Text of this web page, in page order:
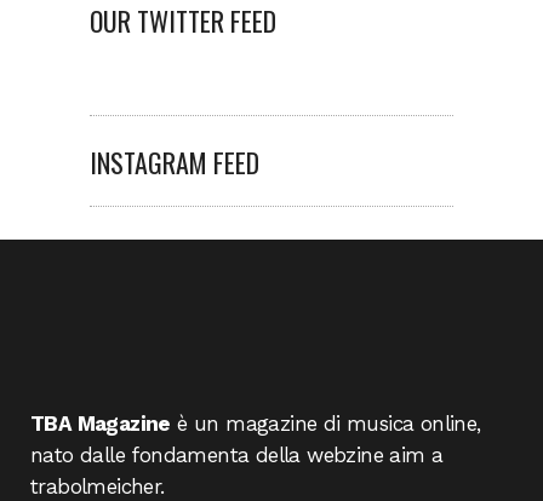
OUR TWITTER FEED
INSTAGRAM FEED
TBA Magazine è un magazine di musica online,
nato dalle fondamenta della webzine aim a
trabolmeicher.